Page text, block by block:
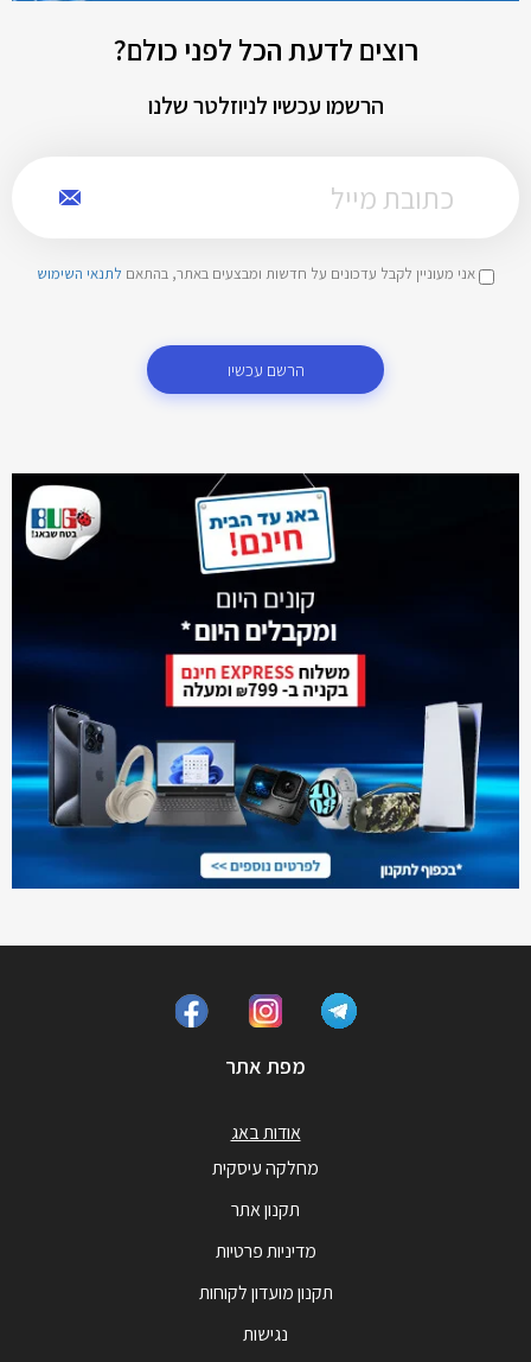
רוצים לדעת הכל לפני כולם?
הרשמו עכשיו לניוזלטר שלנו
אני מעוניין לקבל עדכונים על חדשות ומבצעים באתר, בהתאם לתנאי השימוש
הרשם עכשיו
מפת אתר
אודות באג
מחלקה עיסקית
תקנון אתר
מדיניות פרטיות
תקנון מועדון לקוחות
נגישות